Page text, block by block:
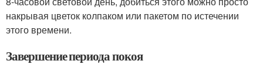
накрывая цветок колпаком или пакетом по истечении
этого времени.
Завершение периода покоя